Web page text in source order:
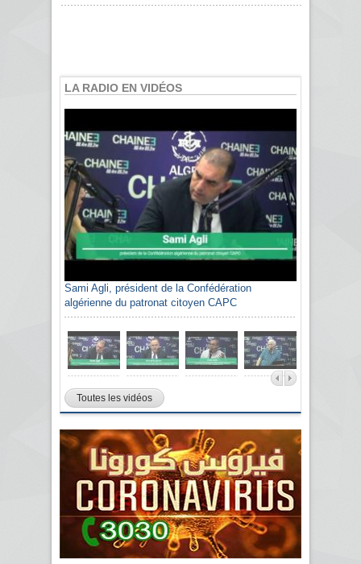
LA RADIO EN VIDÉOS
Sami Agli, président de la Confédération
algérienne du patronat citoyen CAPC
Moncef Bouderba Président de l’association des
céramistes Algériens ACA
Toutes les vidéos